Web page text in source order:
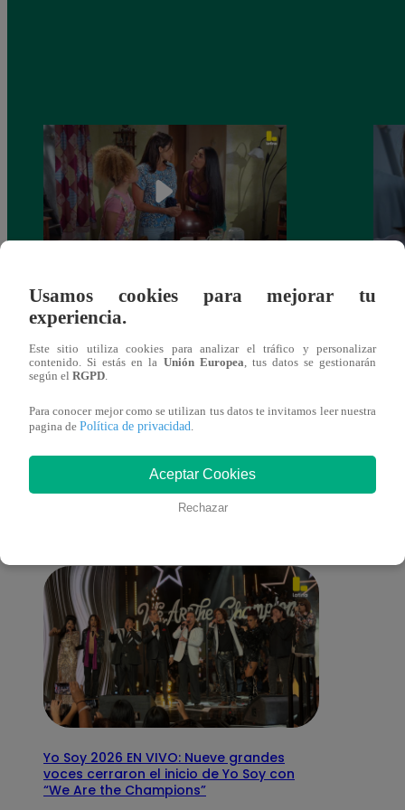
Valentina Valiente capítulo 44: Kathy y
Jenny atan cabos sobre la relación entre
También te puede
interesar
Yo Soy 2026 EN VIVO: Nueve grandes
voces cerraron el inicio de Yo Soy con
“We Are the Champions”
Usamos cookies para mejorar tu
experiencia.
Este sitio utiliza cookies para analizar el tráfico y personalizar
contenido. Si estás en la Unión Europea, tus datos se gestionarán
según el RGPD.
Para conocer mejor como se utilizan tus datos te invitamos leer nuestra
pagina de Política de privacidad.
Aceptar Cookies
Rechazar